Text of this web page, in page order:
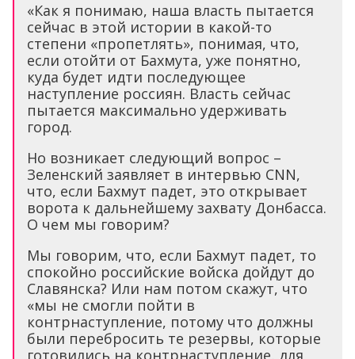
«Как я понимаю, наша власть пытается
сейчас в этой истории в какой-то
степени «пропетлять», понимая, что,
если отойти от Бахмута, уже понятно,
куда будет идти последующее
наступление россиян. Власть сейчас
пытается максимально удерживать
город.
Но возникает следующий вопрос –
Зеленский заявляет в интервью CNN,
что, если Бахмут падет, это открывает
ворота к дальнейшему захвату Донбасса.
О чем мы говорим?
Мы говорим, что, если Бахмут падет, то
спокойно российские войска дойдут до
Славянска? Или нам потом скажут, что
«мы не смогли пойти в
контрнаступление, потому что должны
были перебросить те резервы, которые
готовились на контрнаступление, для